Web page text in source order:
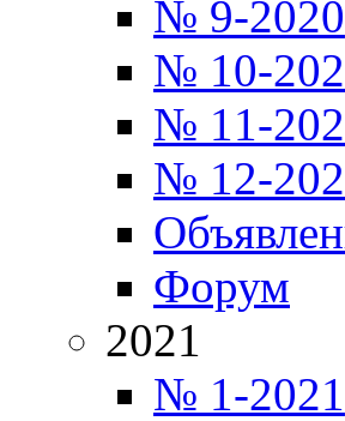
№ 9-2020
№ 10-
№ 11-
№ 12-
Форум
2021
№ 1-2021